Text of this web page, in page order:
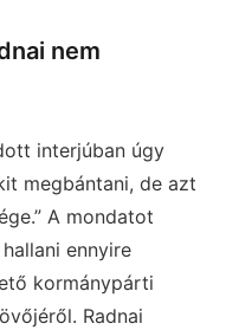
nem
interjúban úgy
megbántani, de azt
A mondatot
ennyire
kormánypárti
Radnai